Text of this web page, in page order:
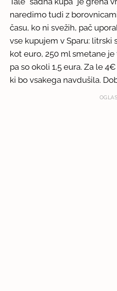
naredimo tudi z
času, ko ni svežih, pač
vse kupujem v Sparu: litrski
kot euro, 250 ml smetane
pa so okoli 1,5 eura. Za le
ki bo vsakega navdušila.